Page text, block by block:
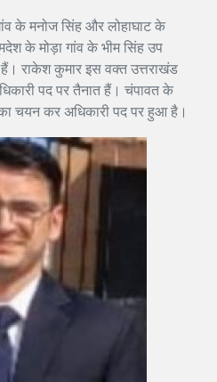
के मनोज सिंह और लोहाघाट के
के मोड़ा गांव के भीम सिंह उप
हैं। राकेश कुमार इस वक्त उत्तराखंड
पद पर तैनात हैं। चंपावत के
चयन कर अधिकारी पद पर हुआ है।